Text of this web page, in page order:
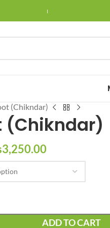
🚚 Enjoy Free
(Chikndar)
(Chikndar)
3,250.00
ADD TO CART